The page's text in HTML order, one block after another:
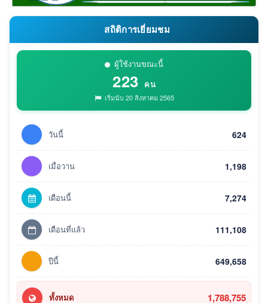
สถิติการเยี่ยมชม
ผู้ใช้งานขณะนี้
223 คน
เริ่มนับ 20 สิงหาคม 2565
วันนี้ 624
เมื่อวาน 1,198
เดือนนี้ 7,274
เดือนที่แล้ว 111,108
ปีนี้ 649,658
ทั้งหมด 1,788,755